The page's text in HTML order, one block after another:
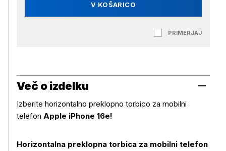
V KOŠARICO
PRIMERJAJ
Več o izdelku
Izberite horizontalno preklopno torbico za mobilni
telefon Apple iPhone 16e!
Horizontalna preklopna torbica za mobilni telefon